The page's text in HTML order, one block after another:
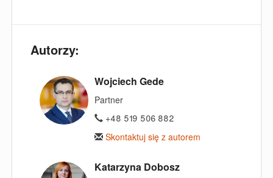
Autorzy:
Wojciech Gede
Partner
+48 519 506 882
Skontaktuj się z autorem
Katarzyna Dobosz